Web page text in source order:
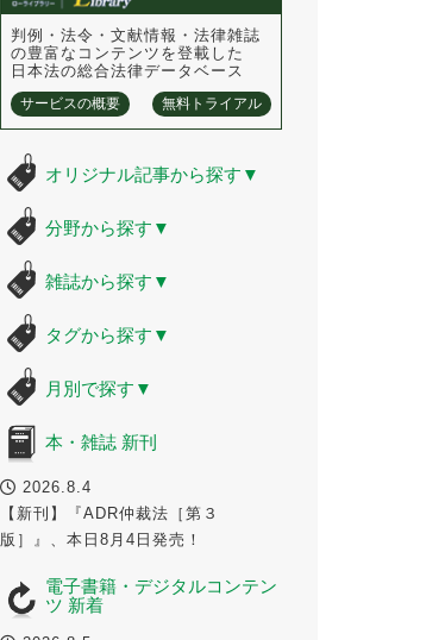
判例・法令・文献情報・法律雑誌
の豊富なコンテンツを登載した
日本法の総合法律データベース
サービスの概要 無料トライアル
オリジナル記事から探す ▼
分野から探す ▼
雑誌から探す ▼
タグから探す ▼
月別で探す ▼
本・雑誌 新刊
2026.8.4
【新刊】『ADR仲裁法［第３
版］』、本日8月4日発売！
電子書籍・デジタルコンテン
ツ 新着